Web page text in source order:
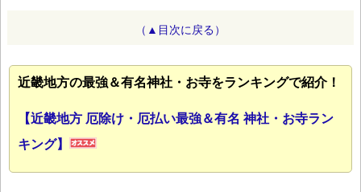
（▲目次に戻る）
近畿地方の最強＆有名神社・お寺をランキングで紹介！
【近畿地方 厄除け・厄払い最強＆有名 神社・お寺ラン
キング】